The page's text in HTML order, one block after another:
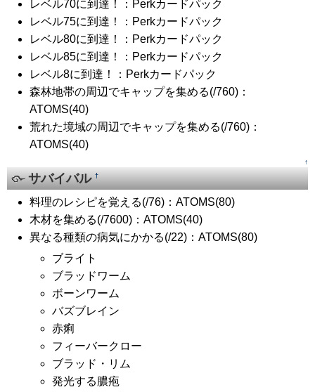
レベル70に到達！：Perkカードパック
レベル75に到達！：Perkカードパック
レベル80に到達！：Perkカードパック
レベル85に到達！：Perkカードパック
レベル8に到達！：Perkカードパック
森林地帯の周辺でキャップを集める(/760)：
ATOMS(40)
荒れた境域の周辺でキャップを集める(/760)：
ATOMS(40)
↑
サバイバル†
料理のレシピを覚える(/76)：ATOMS(80)
木材を集める(/7600)：ATOMS(40)
異なる種類の病気にかかる(/22)：ATOMS(80)
ブライト
ブラッドワーム
ボーンワーム
バズブレイン
赤痢
フィーバークロー
ブラッド・リム
発光する膿疱